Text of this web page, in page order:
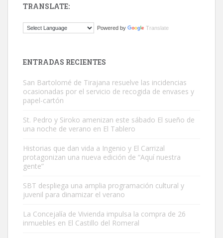
El ayuntamiento se va a llevar a Los Gatos callejeros de la zona los
Este gato macho ha aparecido en la calle hace menos de un mes,
es muy manso y extremadamente cari...
Leales.org » Gran Canaria
TRANSLATE:
Powered by Translate
ENTRADAS RECIENTES
San Bartolomé de Tirajana resuelve las incidencias
ocasionadas por el servicio de recogida de envases y
papel-cartón
St. Pedro y Siroko amenizan este sábado El sueño de
una noche de verano en El Tablero
Historias que dan vida a Ingenio y El Carrizal
protagonizan una nueva edición de “Aquí nuestra
gente”
SBT despliega una amplia programación cultural y
juvenil para dinamizar el verano
La Concejalía de Vivienda impulsa la compra de 26
inmuebles en El Castillo del Romeral